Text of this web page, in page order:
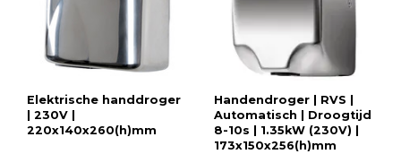
Elektrische handdroger
| 230V |
220x140x260(h)mm
Handendroger | RVS |
Automatisch | Droogtijd
8-10s | 1.35kW (230V) |
173x150x256(h)mm